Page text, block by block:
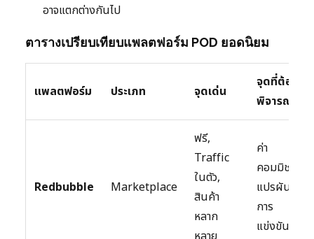
อาจแตกต่างกันไป
ตารางเปรียบเทียบแพลตฟอร์ม POD ยอดนิยม
แพลตฟอร์ม ประเภท จุดเด่น
จุดที่ต้อง
พิจารณา
Redbubble Marketplace
ฟรี,
Traffic
ในตัว,
สินค้า
หลาก
ค่า
คอมมิชชั่น
แปรผัน,
การ
แข่งขันสูง